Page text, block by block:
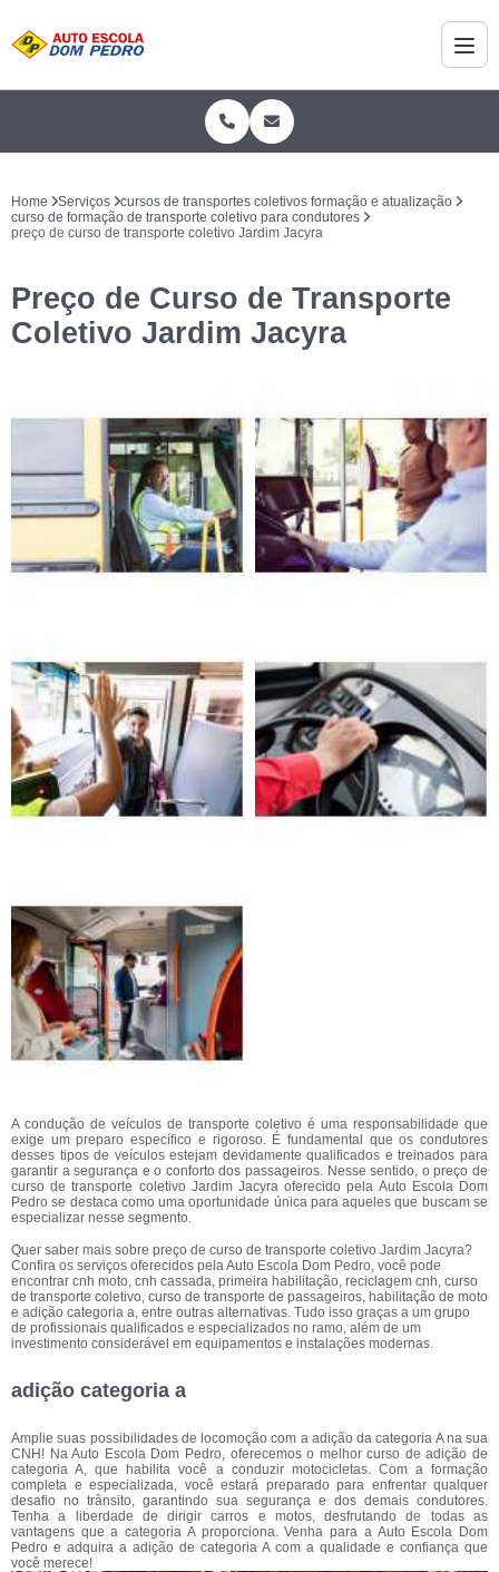
Home Serviços
cursos de transportes coletivos formação e atualização
curso de formação de transporte coletivo para condutores
preço de curso de transporte coletivo Jardim Jacyra
Preço de Curso de Transporte
Coletivo Jardim Jacyra
A condução de veículos de transporte coletivo é uma responsabilidade que
exige um preparo específico e rigoroso. É fundamental que os condutores
desses tipos de veículos estejam devidamente qualificados e treinados para
garantir a segurança e o conforto dos passageiros. Nesse sentido, o preço de
curso de transporte coletivo Jardim Jacyra oferecido pela Auto Escola Dom
Pedro se destaca como uma oportunidade única para aqueles que buscam se
especializar nesse segmento.
Quer saber mais sobre preço de curso de transporte coletivo Jardim Jacyra?
Confira os serviços oferecidos pela Auto Escola Dom Pedro, você pode
encontrar cnh moto, cnh cassada, primeira habilitação, reciclagem cnh, curso
de transporte coletivo, curso de transporte de passageiros, habilitação de moto
e adição categoria a, entre outras alternativas. Tudo isso graças a um grupo
de profissionais qualificados e especializados no ramo, além de um
investimento considerável em equipamentos e instalações modernas.
adição categoria a
Amplie suas possibilidades de locomoção com a adição da categoria A na sua
CNH! Na Auto Escola Dom Pedro, oferecemos o melhor curso de adição de
categoria A, que habilita você a conduzir motocicletas. Com a formação
completa e especializada, você estará preparado para enfrentar qualquer
desafio no trânsito, garantindo sua segurança e dos demais condutores.
Tenha a liberdade de dirigir carros e motos, desfrutando de todas as
vantagens que a categoria A proporciona. Venha para a Auto Escola Dom
Pedro e adquira a adição de categoria A com a qualidade e confiança que
você merece!